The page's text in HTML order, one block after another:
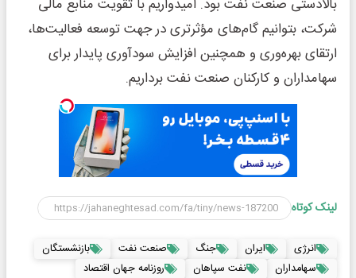
بالادستی صنعت نفت بود. امیدواریم با تقویت منابع مالی
شرکت، بتوانیم گام‌های مؤثرتری در جهت توسعه فعالیت‌ها،
ارتقای بهره‌وری و همچنین افزایش سودآوری پایدار برای
سهامداران و کارکنان صنعت نفت برداریم.
لینک کوتاه
انرژی ایران جنگ صنعت نفت
بازنشستگان
سهامداران
نفت سپاهان روزنامه جهان اقتصاد